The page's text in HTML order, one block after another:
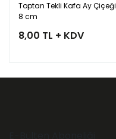
Toptan Tekli Kafa Ay Çiçeği
8 cm
8,00 TL + KDV